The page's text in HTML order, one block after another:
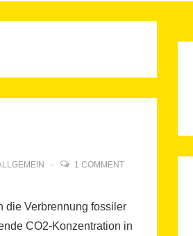
1 COMMENT
die Verbrennung fossiler
CO2-Konzentration in